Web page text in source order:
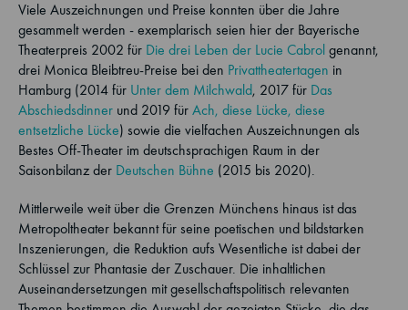
Viele Auszeichnungen und Preise konnten über die Jahre
gesammelt werden - exemplarisch seien hier der Bayerische
Theaterpreis 2002 für Die drei Leben der Lucie Cabrol genannt,
drei Monica Bleibtreu-Preise bei den Privattheatertagen in
Hamburg (2014 für Unter dem Milchwald, 2017 für Das
Abschiedsdinner und 2019 für Ach, diese Lücke, diese
entsetzliche Lücke) sowie die vielfachen Auszeichnungen als
Bestes Off-Theater im deutschsprachigen Raum in der
Saisonbilanz der Deutschen Bühne (2015 bis 2020).
Mittlerweile weit über die Grenzen Münchens hinaus ist das
Metropoltheater bekannt für seine poetischen und bildstarken
Inszenierungen, die Reduktion aufs Wesentliche ist dabei der
Schlüssel zur Phantasie der Zuschauer. Die inhaltlichen
Auseinandersetzungen mit gesellschaftspolitisch relevanten